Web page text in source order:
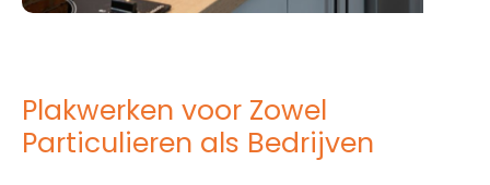
Plakwerken voor Zowel
Particulieren als Bedrijven